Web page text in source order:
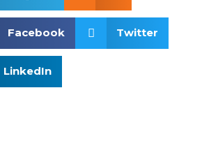
Facebook Twitter
LinkedIn